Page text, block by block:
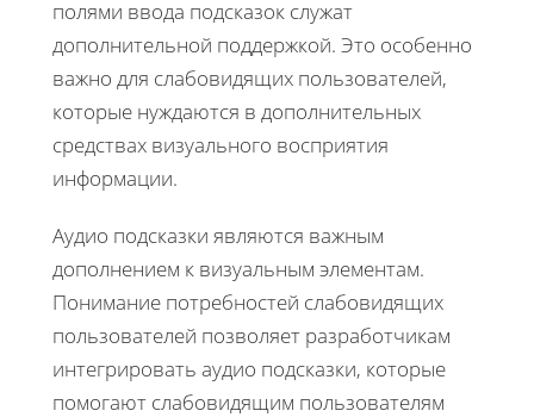
полями ввода подсказок служат
дополнительной поддержкой. Это особенно
важно для слабовидящих пользователей,
которые нуждаются в дополнительных
средствах визуального восприятия
информации.
Аудио подсказки являются важным
дополнением к визуальным элементам.
Понимание потребностей слабовидящих
пользователей позволяет разработчикам
интегрировать аудио подсказки, которые
помогают слабовидящим пользователям